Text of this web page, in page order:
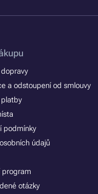
a odstoupení od smlouvy
podmínky
údajů
program
otázky